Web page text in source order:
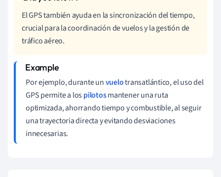
El GPS también ayuda en la sincronización del tiempo,
crucial para la coordinación de vuelos y la gestión de
tráfico aéreo.
Por ejemplo, durante unvuelotransatlántico, el uso del
GPS permite a lospilotosmantener una ruta
optimizada, ahorrando tiempo y combustible, al seguir
una trayectoria directa y evitando desviaciones
innecesarias.